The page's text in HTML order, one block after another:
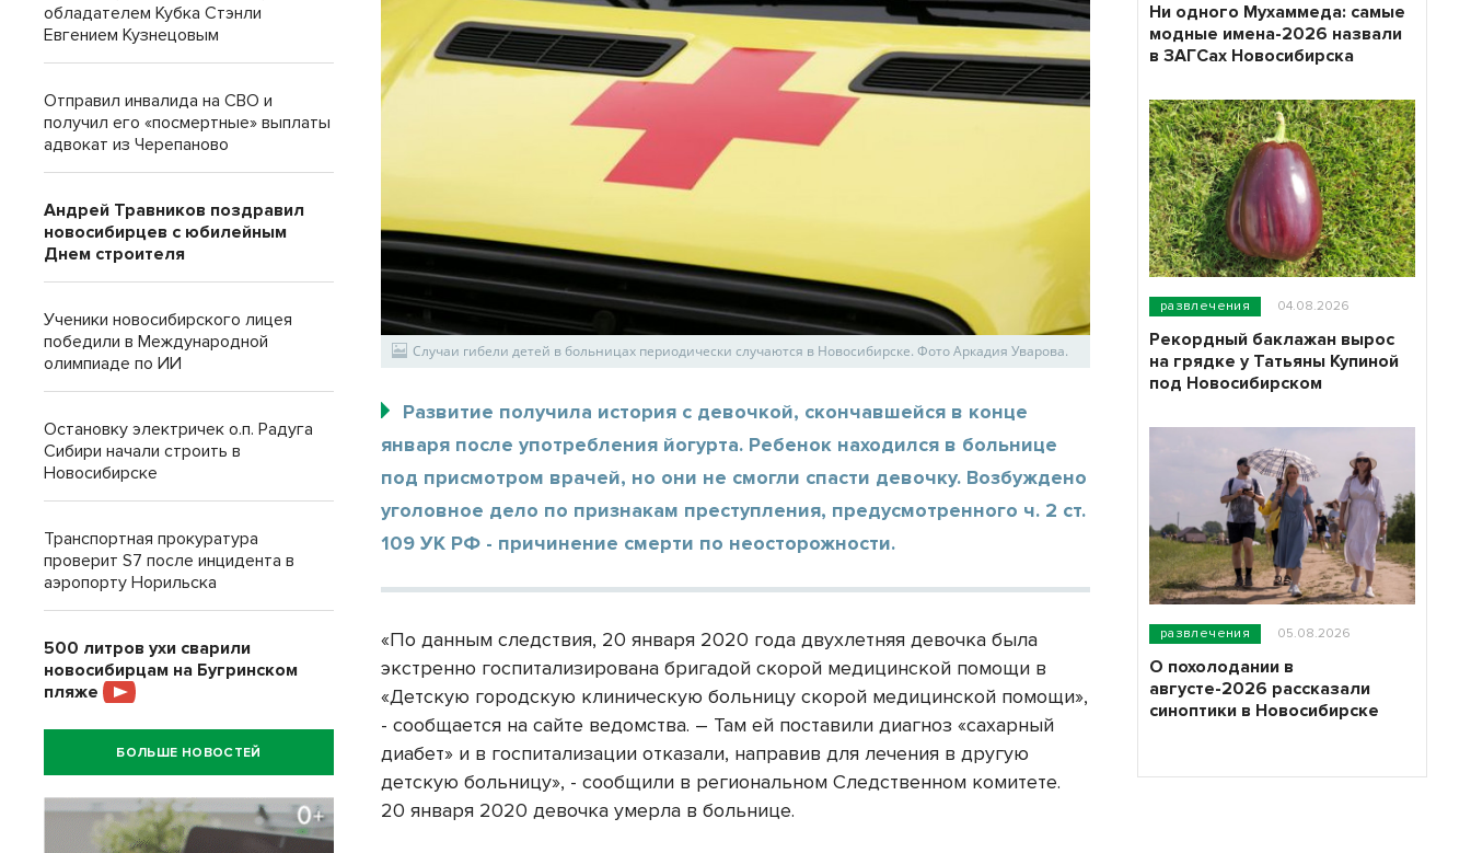
Случаи гибели детей в больницах периодически случаются в Новосибирске. Фото Аркадия Уварова.
Развитие получила история с девочкой, скончавшейся в конце
января после употребления йогурта. Ребенок находился в больнице
под присмотром врачей, но они не смогли спасти девочку. Возбуждено
уголовное дело по признакам преступления, предусмотренного ч. 2 ст.
109 УК РФ - причинение смерти по неосторожности.
«По данным следствия, 20 января 2020 года двухлетняя девочка была
экстренно госпитализирована бригадой скорой медицинской помощи в
«Детскую городскую клиническую больницу скорой медицинской помощи»,
- сообщается на сайте ведомства. – Там ей поставили диагноз «сахарный
диабет» и в госпитализации отказали, направив для лечения в другую
детскую больницу», - сообщили в региональном Следственном комитете.
20 января 2020 девочка умерла в больнице.
обладателем Кубка Стэнли
Евгением Кузнецовым
Отправил инвалида на СВО и
получил его «посмертные» выплаты
адвокат из Черепаново
Андрей Травников поздравил
новосибирцев с юбилейным
Днем строителя
Ученики новосибирского лицея
победили в Международной
олимпиаде по ИИ
Остановку электричек о.п. Радуга
Сибири начали строить в
Новосибирске
Транспортная прокуратура
проверит S7 после инцидента в
аэропорту Норильска
500 литров ухи сварили
новосибирцам на Бугринском
пляже
БОЛЬШЕ НОВОСТЕЙ
Ни одного Мухаммеда: самые
модные имена-2026 назвали
в ЗАГСах Новосибирска
развлечения 04.08.2026
Рекордный баклажан вырос
на грядке у Татьяны Купиной
под Новосибирском
развлечения 05.08.2026
О похолодании в
августе-2026 рассказали
синоптики в Новосибирске